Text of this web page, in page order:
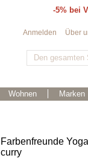
-5% bei
Wohnen Marken
Anmelden Über
Farbenfreunde
curry